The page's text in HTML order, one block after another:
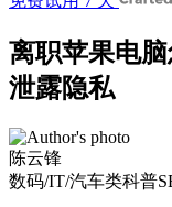
离职苹果电
泄露隐私
陈云锋
数码/IT/汽车类科普